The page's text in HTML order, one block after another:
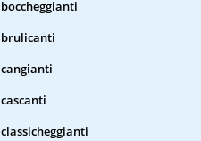
boccheggianti
brulicanti
cangianti
cascanti
classicheggianti